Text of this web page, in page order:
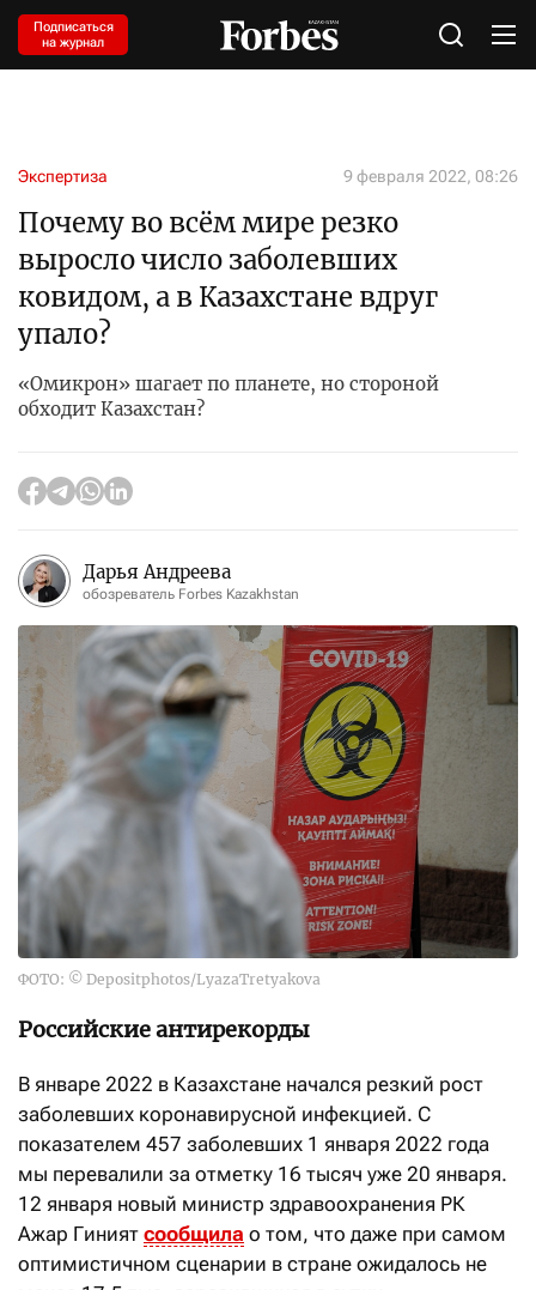
Подписаться
на журнал
Экспертиза 9 февраля 2022, 08:26
Почему во всём мире резко
выросло число заболевших
ковидом, а в Казахстане вдруг
упало?
«Омикрон» шагает по планете, но стороной
обходит Казахстан?
Дарья Андреева
обозреватель Forbes Kazakhstan
ФОТО: © Depositphotos/LyazaTretyakova
Российские антирекорды
В январе 2022 в Казахстане начался резкий рост
заболевших коронавирусной инфекцией. С
показателем 457 заболевших 1 января 2022 года
мы перевалили за отметку 16 тысяч уже 20 января.
12 января новый министр здравоохранения РК
Ажар Гиният сообщила о том, что даже при самом
оптимистичном сценарии в стране ожидалось не